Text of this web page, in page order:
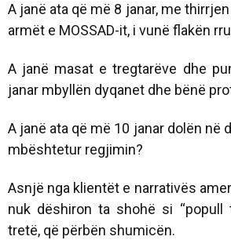
A janë ata që më 8 janar, me
armët e MOSSAD-it, i vunë flakën
A janë masat e tregtarëve dhe
janar mbyllën dyqanet dhe bënë
A janë ata që më 10 janar dolën në
mbështetur regjimin?
Asnjë nga klientët e narrativës
nuk dëshiron ta shohë si “popull
tretë, që përbën shumicën.